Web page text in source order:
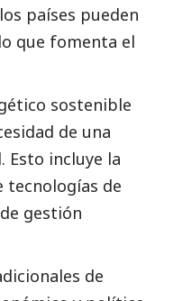
países pueden
que fomenta el
sostenible
de una
incluye la
tecnologías de
gestión
de